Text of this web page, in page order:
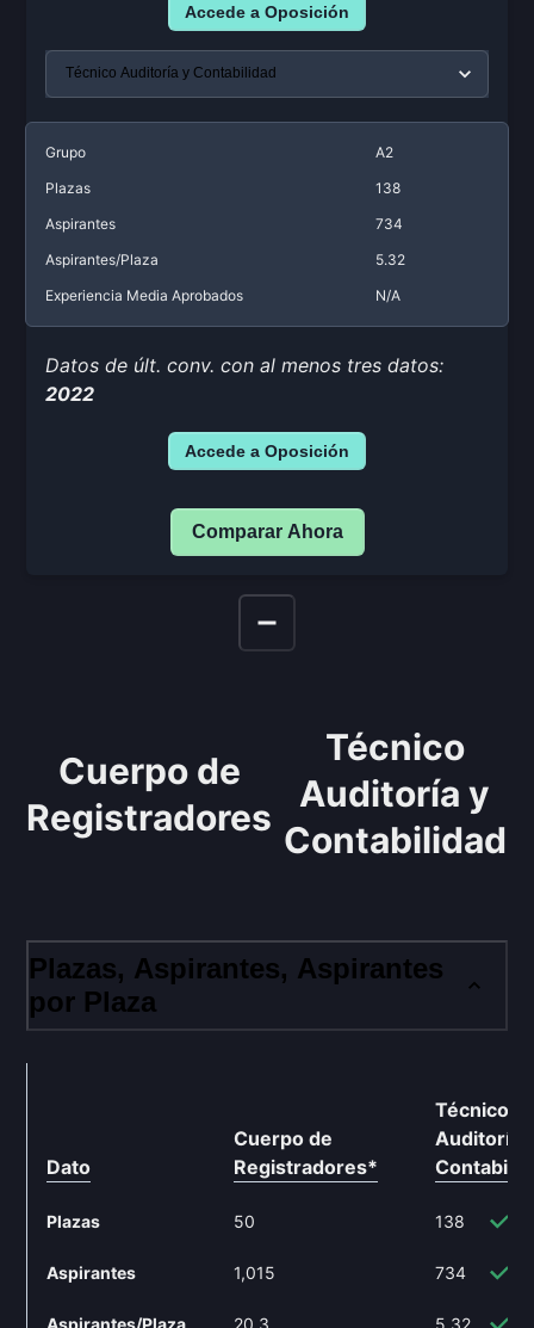
Accede a Oposición
Grupo
A2
Plazas
138
Aspirantes
734
Aspirantes/Plaza
5.32
Experiencia Media Aprobados
N/A
Datos de últ. conv. con al menos tres datos:
2022
Accede a Oposición
Comparar Ahora
Cuerpo de
Registradores
Técnico
Auditoría y
Contabilidad
Plazas, Aspirantes, Aspirantes
por Plaza
Dato
Cuerpo de
Registradores*
Plazas 50
Aspirantes 1,015
Aspirantes/Plaza 20.3
Técnico
Auditoría
138
734
5.32